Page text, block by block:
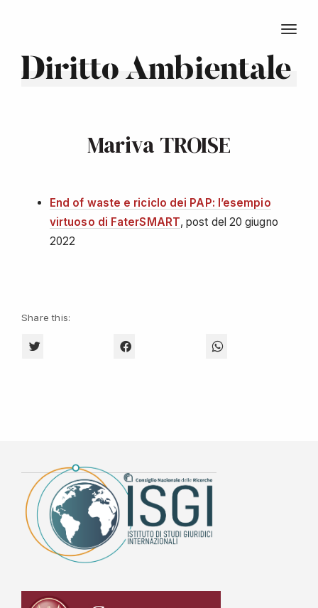
Diritto Ambientale
Mariva TROISE
End of waste e riciclo dei PAP: l’esempio
virtuoso di FaterSMART, post del 20 giugno
2022
Share this:
CLICK TO SHARE ON TWITTER (OPENS IN NEW WINDOW)
CLICK TO SHARE ON FACEBOOK (OPENS